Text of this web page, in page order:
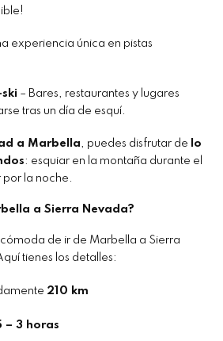
experiencia única en pistas
– Bares, restaurantes y lugares
tras un día de esquí.
a Marbella , puedes disfrutar de
lo
: esquiar en la montaña durante el
la noche.
a Sierra Nevada?
de ir de Marbella a Sierra
tienes los detalles:
210 km
– 3 horas